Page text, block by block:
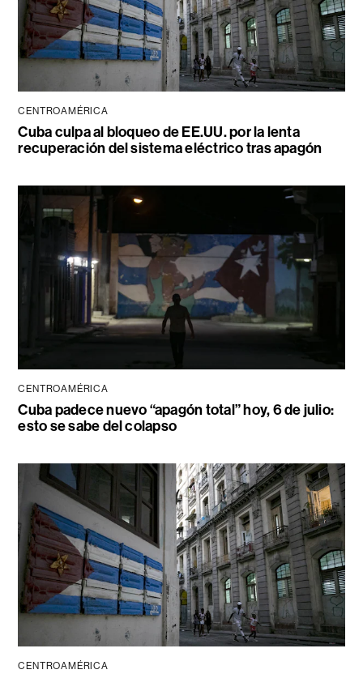
CENTROAMÉRICA
Cuba culpa al bloqueo de EE.UU. por la lenta
recuperación del sistema eléctrico tras apagón
CENTROAMÉRICA
Cuba padece nuevo “apagón total” hoy, 6 de julio:
esto se sabe del colapso
CENTROAMÉRICA